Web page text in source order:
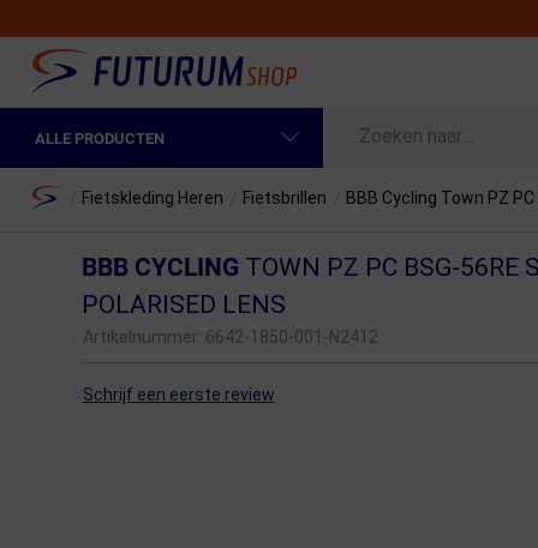
ALLE PRODUCTEN
Fietskleding Heren
Fietselektronica
Fietsonderhoud
Home Fietskleding Heren Fietsbrillen BBB Cycling Town PZ
BBB CYCLING TOWN PZ PC BSG-56RE
POLARISED LENS
Artikelnummer: 6642-1850-001-N2412
Schrijf een eerste review